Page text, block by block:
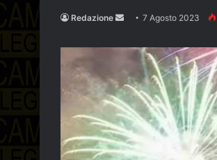
Redazione
Send
email
7 Agosto 2023